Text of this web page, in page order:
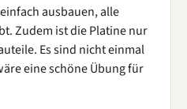
ausbauen, alle
Zudem ist die Platine nur
Es sind nicht einmal
eine schöne Übung für